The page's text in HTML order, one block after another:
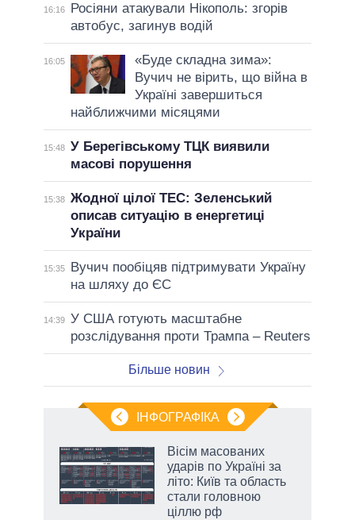
16:16
Росіяни атакували Нікополь: згорів
автобус, загинув водій
16:05
«Буде складна зима»:
Вучич не вірить, що війна в
Україні завершиться
найближчими місяцями
15:48 У Берегівському ТЦК виявили
масові порушення
15:38 Жодної цілої ТЕС: Зеленський
описав ситуацію в енергетиці
України
15:35
Вучич пообіцяв підтримувати Україну
на шляху до ЄС
14:39 У США готують масштабне
розслідування проти Трампа – Reuters
Більше новин
ІНФОГРАФІКА
Вісім масованих
ударів по Україні за
літо: Київ та область
стали головною
ціллю рф